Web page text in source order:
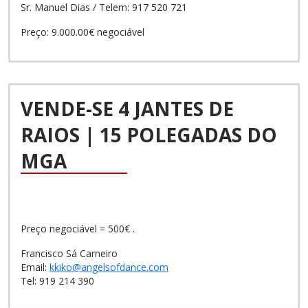
Sr. Manuel Dias / Telem: 917 520 721
Preço: 9.000.00€ negociável
VENDE-SE 4 JANTES DE
RAIOS | 15 POLEGADAS DO
MGA
Preço negociável = 500€ .
Francisco Sá Carneiro
Email: kkiko@angelsofdance.com
Tel: 919 214 390